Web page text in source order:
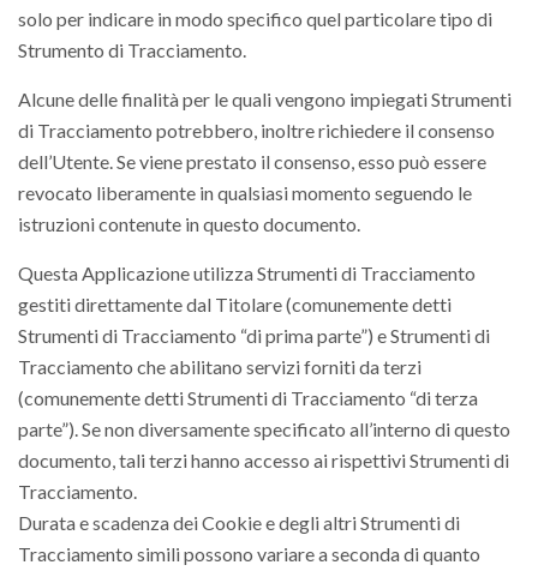
solo per indicare in modo specifico quel particolare tipo di
Strumento di Tracciamento.
Alcune delle finalità per le quali vengono impiegati Strumenti
di Tracciamento potrebbero, inoltre richiedere il consenso
dell’Utente. Se viene prestato il consenso, esso può essere
revocato liberamente in qualsiasi momento seguendo le
istruzioni contenute in questo documento.
Questa Applicazione utilizza Strumenti di Tracciamento
gestiti direttamente dal Titolare (comunemente detti
Strumenti di Tracciamento “di prima parte”) e Strumenti di
Tracciamento che abilitano servizi forniti da terzi
(comunemente detti Strumenti di Tracciamento “di terza
parte”). Se non diversamente specificato all’interno di questo
documento, tali terzi hanno accesso ai rispettivi Strumenti di
Tracciamento.
Durata e scadenza dei Cookie e degli altri Strumenti di
Tracciamento simili possono variare a seconda di quanto